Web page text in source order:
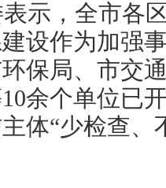
示，全市各
设作为加强
保局、市交
余个单位已
体“少检查、